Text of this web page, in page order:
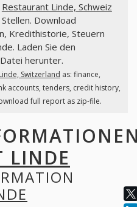
Restaurant Linde, Schweiz
Download
Kredithistorie, Steuern
Laden Sie den
herunter.
Switzerland as: finance,
accounts, tenders, credit history,
full report as zip-file.
LINDE